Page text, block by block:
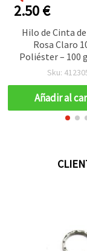
2.50 €
Hilo de Cinta
Rosa Claro
Poliéster – 100
para Ganchillo,
Creativas
Sku:
Añadir al